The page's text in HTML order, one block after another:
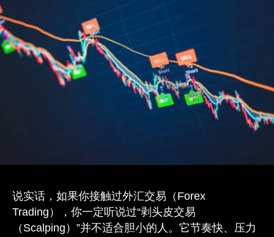
说实话，如果你接触过外汇交易（Forex
Trading），你一定听说过“剥头皮交易
（Scalping）”并不适合胆小的人。它节奏快、压力